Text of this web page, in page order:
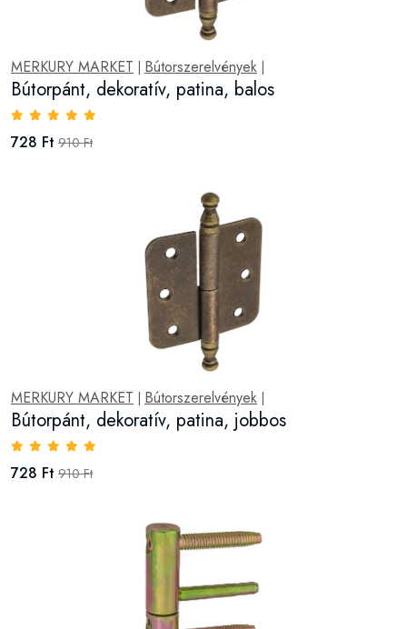
MERKURY MARKET Bútorszerelvények
Bútorpánt, dekoratív, patina, balos
728 Ft 910 Ft
MERKURY MARKET Bútorszerelvények
Bútorpánt, dekoratív, patina, jobbos
728 Ft 910 Ft